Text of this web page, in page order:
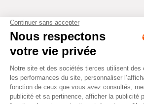
Tous droits réservés © Autobacs